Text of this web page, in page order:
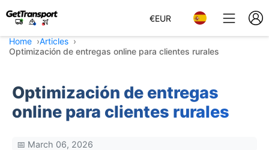
€EUR
Home
Articles
Optimización de entregas online para clientes rurales
Optimización de entregas
online para clientes rurales
📅 March 06, 2026